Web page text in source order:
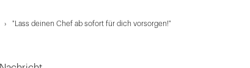
"Lass deinen Chef ab sofort für dich vorsorgen!"